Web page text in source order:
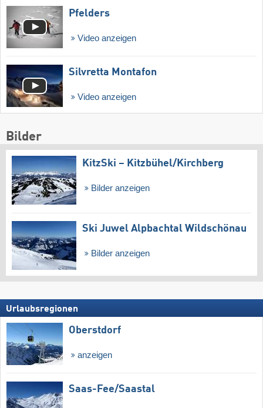
Pfelders
Video anzeigen
Silvretta Montafon
Video anzeigen
Bilder
KitzSki – Kitzbühel/​Kirchberg
Bilder anzeigen
Ski Juwel Alpbachtal Wildschönau
Bilder anzeigen
Urlaubsregionen
Oberstdorf
anzeigen
Saas-Fee/​Saastal